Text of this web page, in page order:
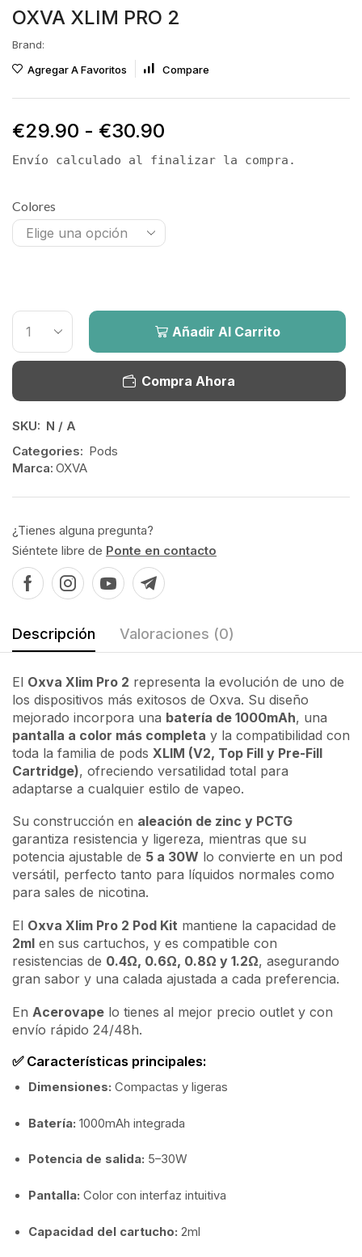
OXVA XLIM PRO 2
Brand:
Agregar A Favoritos
Compare
€29.90 - €30.90
Envío calculado al finalizar la compra.
Colores
Añadir Al Carrito
Compra Ahora
SKU: N / A
Categories: Pods
Marca: OXVA
¿Tienes alguna pregunta?
Siéntete libre de Ponte en contacto
Descripción Valoraciones (0)
El Oxva Xlim Pro 2 representa la evolución de uno de
los dispositivos más exitosos de Oxva. Su diseño
mejorado incorpora una batería de 1000mAh, una
pantalla a color más completa y la compatibilidad con
toda la familia de pods XLIM (V2, Top Fill y Pre-Fill
Cartridge), ofreciendo versatilidad total para
adaptarse a cualquier estilo de vapeo.
Su construcción en aleación de zinc y PCTG
garantiza resistencia y ligereza, mientras que su
potencia ajustable de 5 a 30W lo convierte en un pod
versátil, perfecto tanto para líquidos normales como
para sales de nicotina.
El Oxva Xlim Pro 2 Pod Kit mantiene la capacidad de
2ml en sus cartuchos, y es compatible con
resistencias de 0.4Ω, 0.6Ω, 0.8Ω y 1.2Ω, asegurando
gran sabor y una calada ajustada a cada preferencia.
En Acerovape lo tienes al mejor precio outlet y con
envío rápido 24/48h.
✅ Características principales:
Dimensiones: Compactas y ligeras
Batería: 1000mAh integrada
Potencia de salida: 5–30W
Pantalla: Color con interfaz intuitiva
Capacidad del cartucho: 2ml